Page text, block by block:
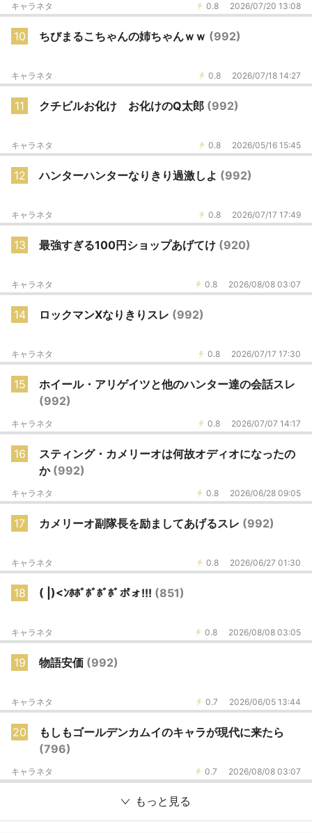
0.8 2026/07/20 13:08
キャラネタ
10 ちびまるこちゃんの姉ちゃんｗｗ (992)
0.8 2026/07/18 14:27
キャラネタ
11 クチビルお化け お化けのQ太郎 (992)
0.8 2026/05/16 15:45
キャラネタ
12 ハンターハンターなりきり過激しよ (992)
0.8 2026/07/17 17:49
キャラネタ
13 最強すぎる100円ショップあげてけ (920)
0.8 2026/08/08 03:07
キャラネタ
14 ロックマンXなりきりスレ (992)
0.8 2026/07/17 17:30
キャラネタ
15
ホイール・アリゲイツと他のハンター達の会話スレ
(992)
0.8 2026/07/07 14:17
キャラネタ
16
スティング・カメリーオは何故オディオになったの
か (992)
0.8 2026/06/28 09:05
キャラネタ
17 カメリーオ副隊長を励ましてあげるスレ (992)
0.8 2026/06/27 01:30
キャラネタ
18 ( |)<ﾝﾎﾎﾞﾎﾞﾎﾞﾎﾞボォ!!! (851)
0.8 2026/08/08 03:05
キャラネタ
19 物語安価 (992)
0.7 2026/06/05 13:44
キャラネタ
20
もしもゴールデンカムイのキャラが現代に来たら
(796)
0.7 2026/08/08 03:07
キャラネタ
もっと見る